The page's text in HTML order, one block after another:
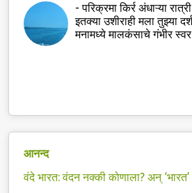
-परिक्रमा किर्र अंधाऱ्या
इतक्या उशीराही मला तुझ्या
मनामध्ये मालकंसाचे गंभीर स्वर
आनन्द
वंदे भारत: वंदन नक्की कोणाला? अन्‌